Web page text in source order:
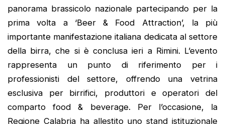
panorama brassicolo nazionale partecipando per la
prima volta a ‘Beer & Food Attraction’, la più
importante manifestazione italiana dedicata al settore
della birra, che si è conclusa ieri a Rimini. L’evento
rappresenta un punto di riferimento per i
professionisti del settore, offrendo una vetrina
esclusiva per birrifici, produttori e operatori del
comparto food & beverage. Per l’occasione, la
Regione Calabria ha allestito uno stand istituzionale